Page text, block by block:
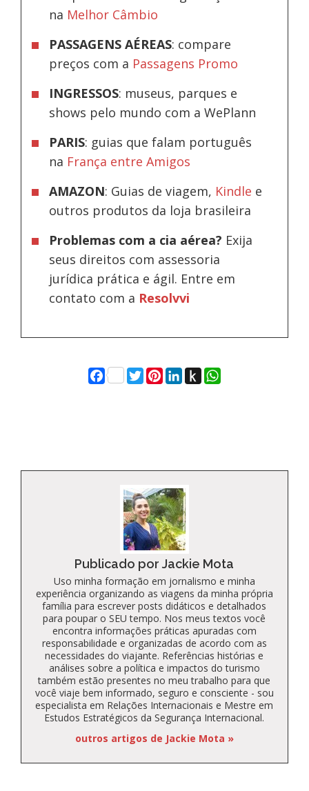
na Melhor Câmbio
PASSAGENS AÉREAS: compare
preços com a Passagens Promo
INGRESSOS: museus, parques e
shows pelo mundo com a WePlann
PARIS: guias que falam português
na França entre Amigos
AMAZON: Guias de viagem, Kindle e
outros produtos da loja brasileira
Problemas com a cia aérea? Exija
seus direitos com assessoria
jurídica prática e ágil. Entre em
contato com a Resolvvi
Facebook
Twitter
Pinterest
LinkedIn
Push
to
WhatsApp
Publicado por Jackie Mota
Uso minha formação em jornalismo e minha
experiência organizando as viagens da minha própria
família para escrever posts didáticos e detalhados
para poupar o SEU tempo. Nos meus textos você
encontra informações práticas apuradas com
responsabilidade e organizadas de acordo com as
necessidades do viajante. Referências histórias e
análises sobre a política e impactos do turismo
também estão presentes no meu trabalho para que
você viaje bem informado, seguro e consciente - sou
especialista em Relações Internacionais e Mestre em
Estudos Estratégicos da Segurança Internacional.
outros artigos de Jackie Mota »